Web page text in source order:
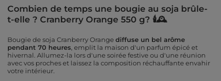
Combien de temps une bougie au soja brûle-
t-elle ? Cranberry Orange 550 g? 🕯️🕰️
Bougie de soja Cranberry Orange diffuse un bel arôme
pendant 70 heures, emplit la maison d'un parfum épicé et
hivernal. Allumez-la lors d'une soirée festive ou d'une réunion
avec vos proches et laissez la composition réchauffante envahir
votre intérieur.